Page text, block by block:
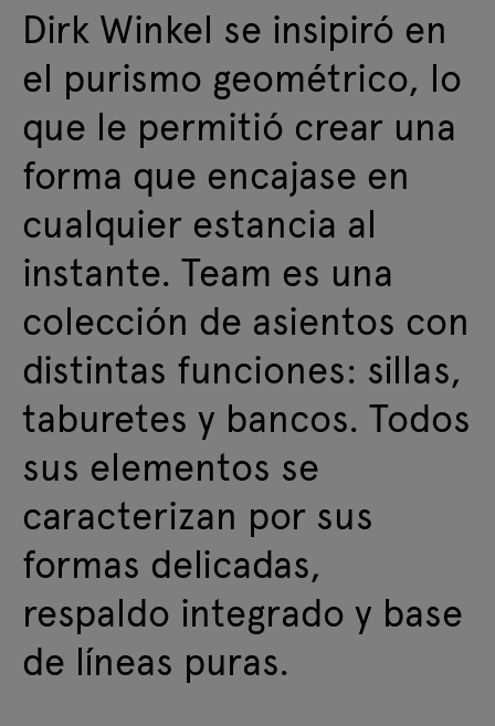
Dirk Winkel se insipiró en
el purismo geométrico, lo
que le permitió crear una
forma que encajase en
cualquier estancia al
instante. Team es una
colección de asientos con
distintas funciones: sillas,
taburetes y bancos. Todos
sus elementos se
caracterizan por sus
formas delicadas,
respaldo integrado y base
de líneas puras.